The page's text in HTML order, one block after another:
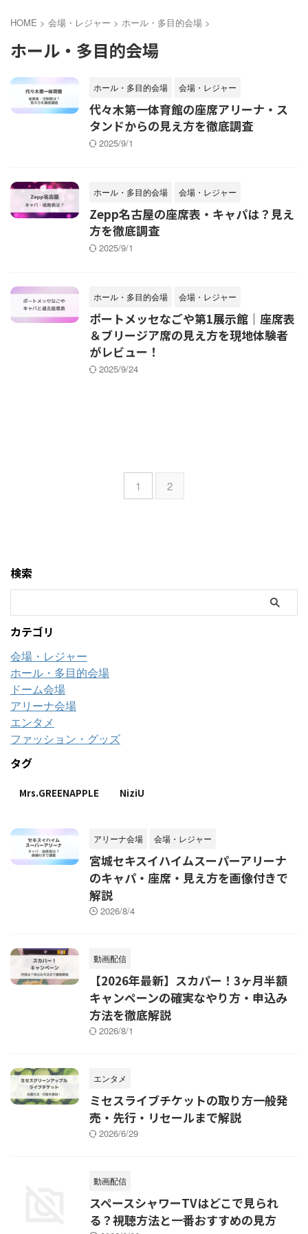
HOME > 会場・レジャー > ホール・多目的会場 >
ホール・多目的会場
ホール・多目的会場 会場・レジャー
代々木第一体育館の座席アリーナ・ス
タンドからの見え方を徹底調査
2025/9/1
ホール・多目的会場 会場・レジャー
Zepp名古屋の座席表・キャパは？見え
方を徹底調査
2025/9/1
ホール・多目的会場 会場・レジャー
ポートメッセなごや第1展示館｜座席表
＆ブリージア席の見え方を現地体験者
がレビュー！
2025/9/24
1 2
検索
カテゴリ
会場・レジャー
ホール・多目的会場
ドーム会場
アリーナ会場
エンタメ
ファッション・グッズ
タグ
Mrs.GREENAPPLE NiziU
アリーナ会場 会場・レジャー
宮城セキスイハイムスーパーアリーナ
のキャパ・座席・見え方を画像付きで
解説
2026/8/4
動画配信
【2026年最新】スカパー！3ヶ月半額
キャンペーンの確実なやり方・申込み
方法を徹底解説
2026/8/1
エンタメ
ミセスライブチケットの取り方一般発
売・先行・リセールまで解説
2026/6/29
動画配信
スペースシャワーTVはどこで見られ
る？視聴方法と一番おすすめの見方